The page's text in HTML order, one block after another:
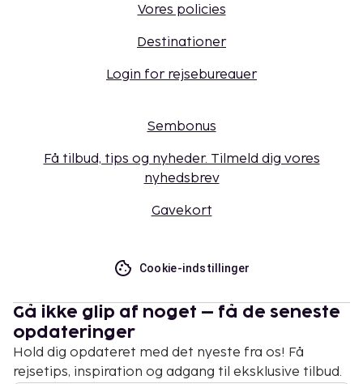
Vores policies
Destinationer
Login for rejsebureauer
Sembonus
Få tilbud, tips og nyheder. Tilmeld dig vores
nyhedsbrev
Gavekort
Cookie-indstillinger
Gå ikke glip af noget – få de seneste
opdateringer
Hold dig opdateret med det nyeste fra os! Få
rejsetips, inspiration og adgang til eksklusive tilbud.